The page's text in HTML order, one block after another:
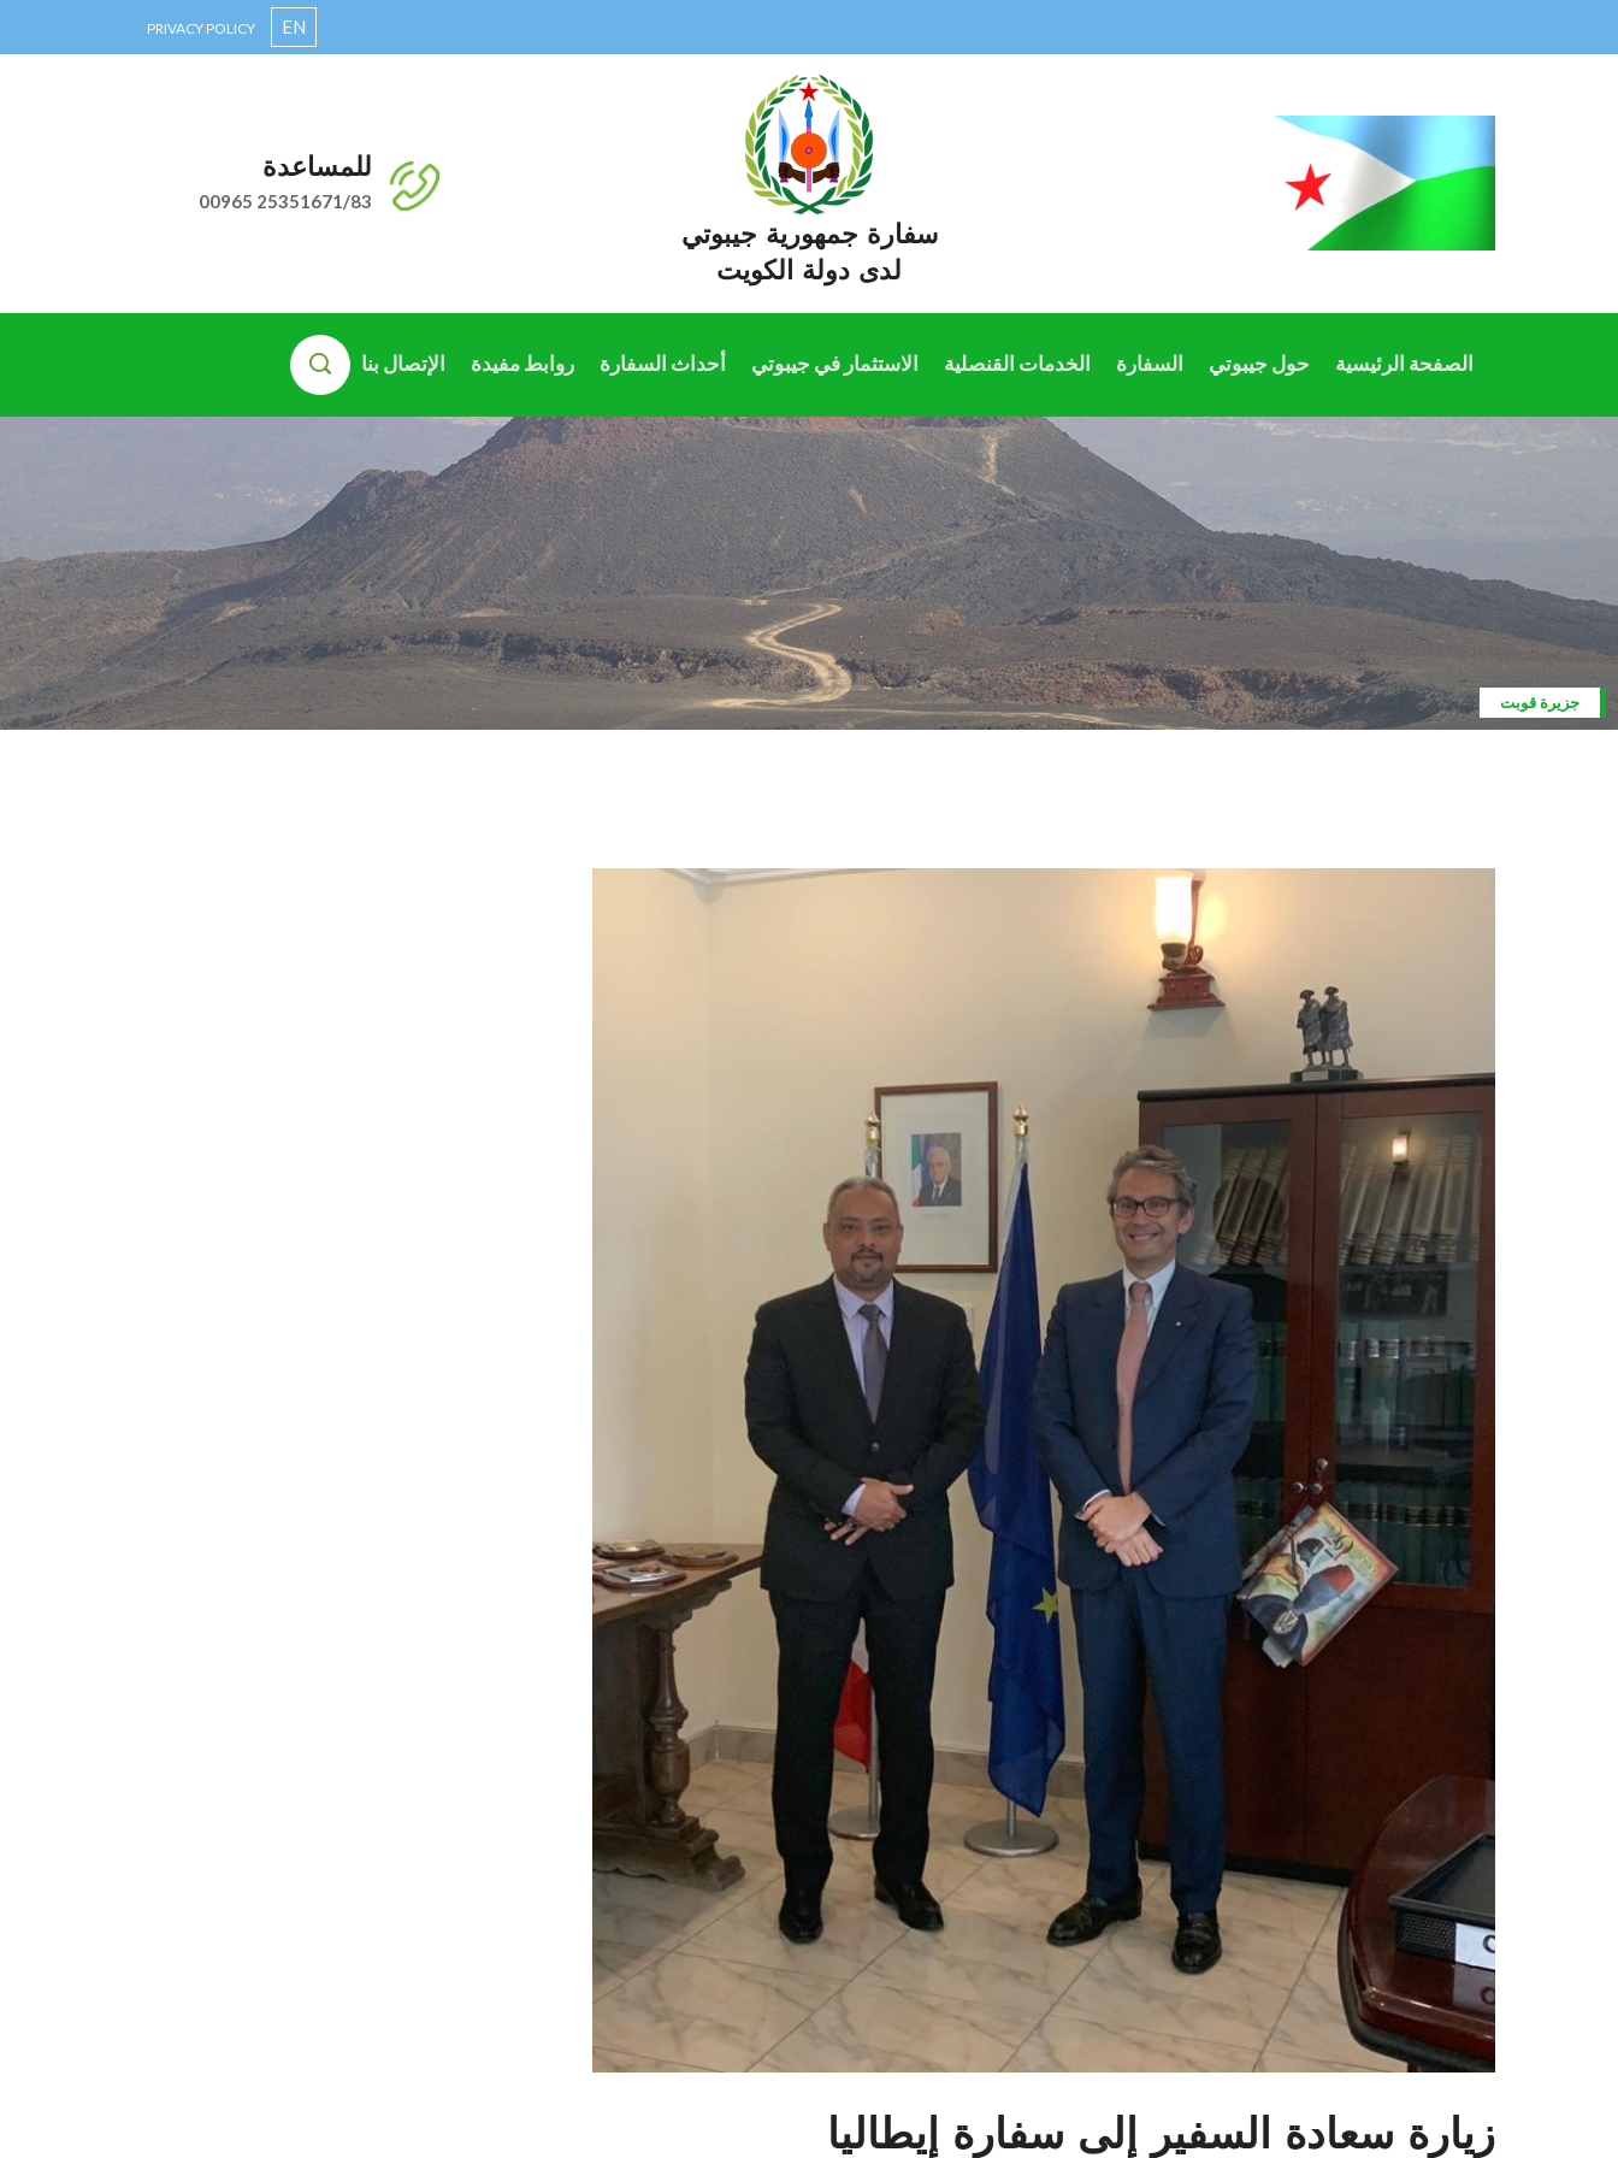
EN
PRIVACY POLICY
سفارة جمهورية جيبوتي
لدى دولة الكويت
للمساعدة
00965 25351671/83
الصفحة الرئيسية حول جيبوتي السفارة الخدمات القنصلية الاستثمار في جيبوتي أحداث السفارة روابط مفيدة الإتصال بنا
بركان اروك أوبا
زيارة سعادة السفير إلى سفارة إيطاليا